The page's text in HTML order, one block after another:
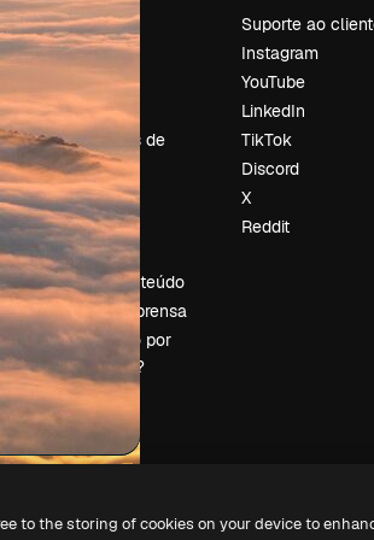
Preços
Sobre nós
Reviews
Emprego
Tendências de
pesquisa
Blog
Eventos
Slidesgo
Vender conteúdo
Sala de imprensa
Procurando por
magnific.ai?
Suporte ao
Instagram
YouTube
LinkedIn
TikTok
Discord
X
Reddit
to the storing of cookies on your device to